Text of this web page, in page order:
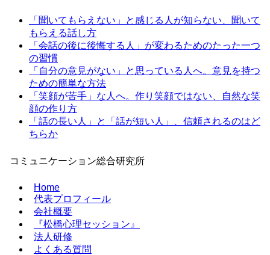
「聞いてもらえない」と感じる人が知らない、聞いて
もらえる話し方
「会話の後に後悔する人」が変わるためのたった一つ
の習慣
「自分の意見がない」と思っている人へ。意見を持つ
ための簡単な方法
「笑顔が苦手」な人へ。作り笑顔ではない、自然な笑
顔の作り方
「話の長い人」と「話が短い人」、信頼されるのはど
ちらか
コミュニケーション総合研究所
Home
代表プロフィール
会社概要
『松橋心理セッション』
法人研修
よくある質問